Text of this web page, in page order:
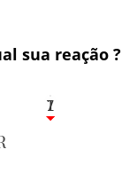
sua reação ?
1
7